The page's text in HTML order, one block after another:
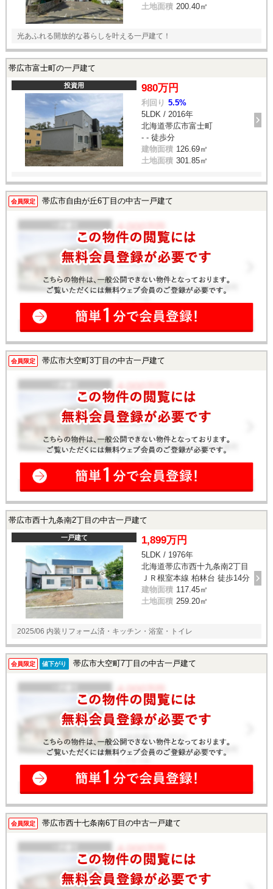
土地面積 200.40㎡
光あふれる開放的な暮らしを叶える一戸建て！
帯広市富士町の一戸建て
投資用 980万円
利回り 5.5%
5LDK / 2016年
北海道帯広市富士町
- - 徒歩分
建物面積 126.69㎡
土地面積 301.85㎡
会員限定 帯広市自由が丘6丁目の中古一戸建て
会員限定 帯広市大空町3丁目の中古一戸建て
帯広市西十九条南2丁目の中古一戸建て
一戸建て 1,899万円
5LDK / 1976年
北海道帯広市西十九条南2丁目
ＪＲ根室本線 柏林台 徒歩14分
建物面積 117.45㎡
土地面積 259.20㎡
2025/06 内装リフォーム済・キッチン・浴室・トイレ
会員限定 値下がり 帯広市大空町7丁目の中古一戸建て
会員限定 帯広市西十七条南6丁目の中古一戸建て